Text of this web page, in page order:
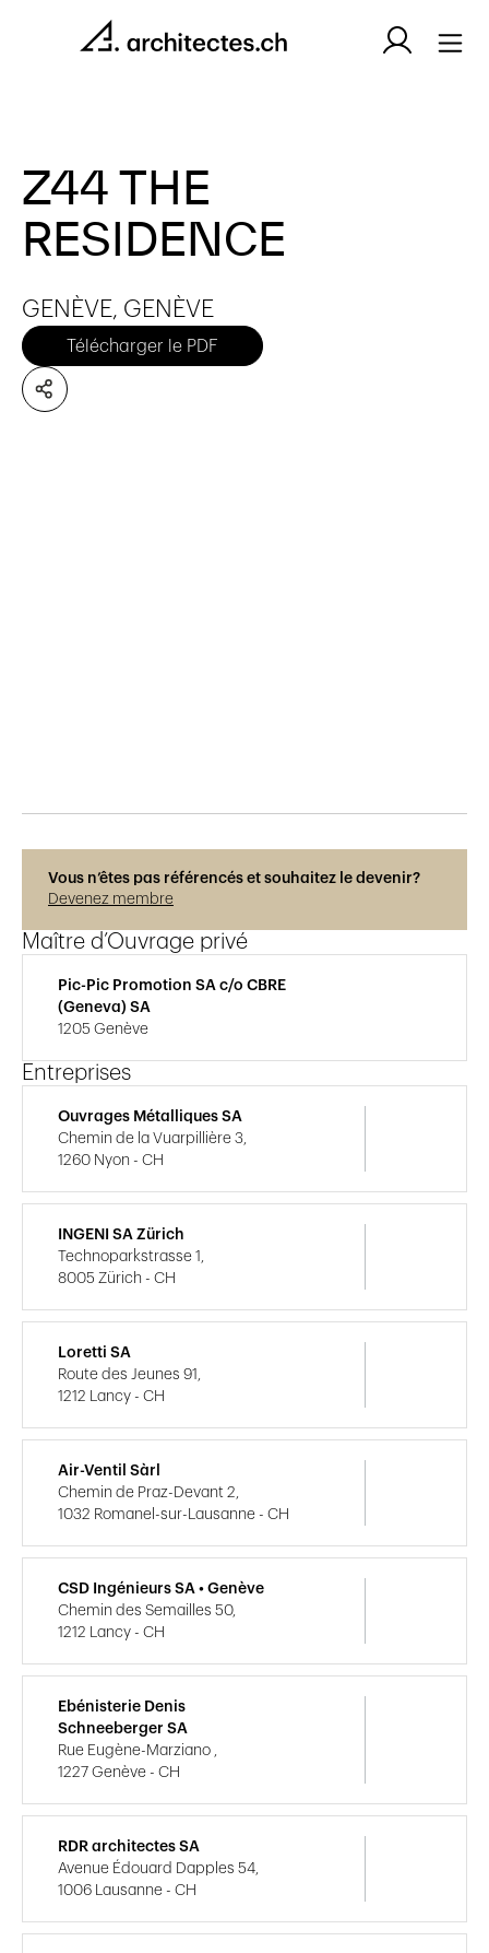
Z44 THE
RESIDENCE
GENÈVE, GENÈVE
Télécharger le PDF
Vous n’êtes pas référencés et souhaitez le devenir?
Devenez membre
Maître d’Ouvrage privé
Pic-Pic Promotion SA c/o CBRE
(Geneva) SA
1205 Genève
Entreprises
Ouvrages Métalliques SA
Chemin de la Vuarpillière 3,
1260 Nyon - CH
INGENI SA Zürich
Technoparkstrasse 1,
8005 Zürich - CH
Loretti SA
Route des Jeunes 91,
1212 Lancy - CH
Air-Ventil Sàrl
Chemin de Praz-Devant 2,
1032 Romanel-sur-Lausanne - CH
CSD Ingénieurs SA • Genève
Chemin des Semailles 50,
1212 Lancy - CH
Ebénisterie Denis
Schneeberger SA
Rue Eugène-Marziano ,
1227 Genève - CH
RDR architectes SA
Avenue Édouard Dapples 54,
1006 Lausanne - CH